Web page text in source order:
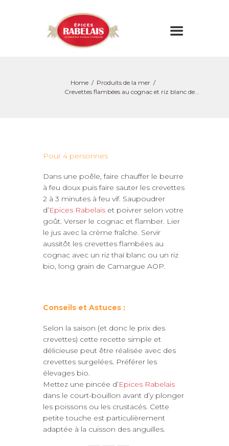
Home
Produits de la mer
Crevettes flambées au cognac et riz blanc de...
Pour 4 personnes
Dans une poêle, faire chauffer le beurre
à feu doux puis faire sauter les crevettes
2 à 3 minutes à feu vif. Saupoudrer
d’Epices Rabelais et poivrer selon votre
goût. Verser le cognac et flamber. Lier
le jus avec la crème fraîche. Servir
aussitôt les crevettes flambées au
cognac avec un riz thaï blanc ou un riz
bio, long grain de Camargue AOP.
Conseils et Astuces :
Selon la saison (et donc le prix des
crevettes) cette recette simple et
délicieuse peut être réalisée avec des
crevettes surgelées. Préférer les
élevages bio.
Mettez une pincée d’Epices Rabelais
dans le court-bouillon avant d’y plonger
les poissons ou les crustacés. Cette
petite touche est particulièrement
adaptée à la cuisson des anguilles.